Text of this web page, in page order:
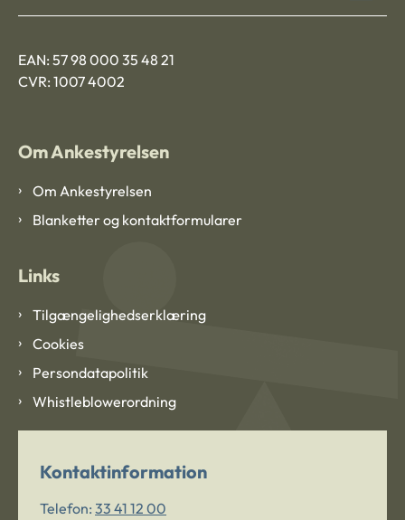
EAN: 57 98 000 35 48 21
CVR: 1007 4002
Om Ankestyrelsen
Om Ankestyrelsen
Blanketter og kontaktformularer
Links
Tilgængelighedserklæring
Cookies
Persondatapolitik
Whistleblowerordning
Kontaktinformation
Telefon: 33 41 12 00